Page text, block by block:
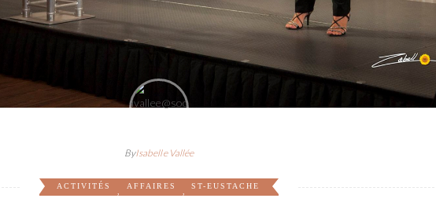
ByIsabelle Vallée
ACTIVITÉS AFFAIRES ST-EUSTACHE